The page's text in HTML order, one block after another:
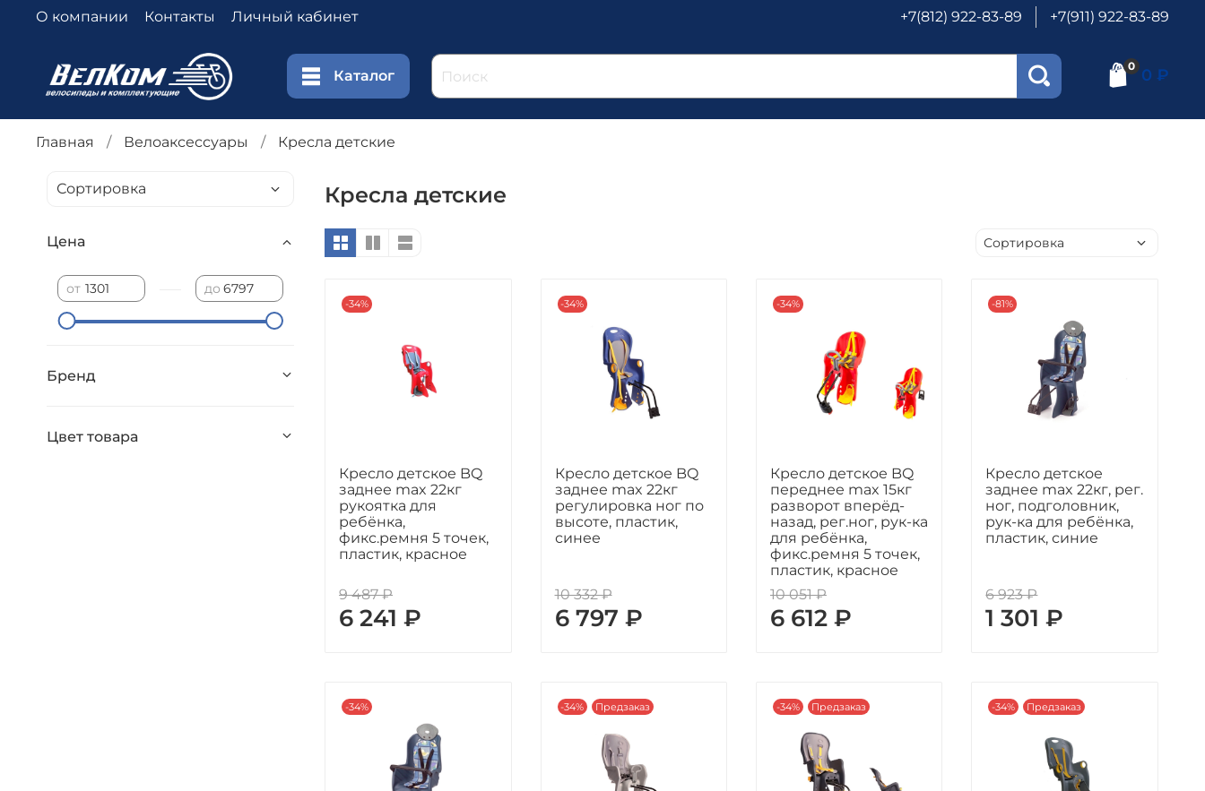
О компании Контакты Личный кабинет +7(812) 922-83-89 +7(911) 922-83-89
Каталог
0 0 ₽
Главная Велоаксессуары Кресла детские
Кресла детские
-34%
Кресло детское BQ
заднее max 22кг
рукоятка для
ребёнка,
фикс.ремня 5 точек,
пластик, красное
9 487 ₽
6 241 ₽
-34%
Кресло детское BQ
заднее max 22кг
регулировка ног по
высоте, пластик,
синее
10 332 ₽
6 797 ₽
-34%
Кресло детское BQ
переднее max 15кг
разворот вперёд-
назад, рег.ног, рук-ка
для ребёнка,
фикс.ремня 5 точек,
пластик, красное
10 051 ₽
6 612 ₽
-81%
Кресло детское
заднее max 22кг, рег.
ног, подголовник,
рук-ка для ребёнка,
пластик, синие
6 923 ₽
1 301 ₽
-34% -34% Предзаказ -34% Предзаказ -34% Предзаказ
Цена
от до
Бренд
Цвет товара